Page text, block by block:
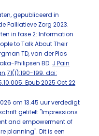
gepubliceerd in
Palliatieve Zorg 2023.
in fase 2: Information
to Talk About Their
TD, van der Plas
Philipsen BD. J Pain
199. doi:
Epub 2025 Oct 22
om 13.45 uur verdedigt
getitelt "Impressions
and empowerment of
planning". Dit is een